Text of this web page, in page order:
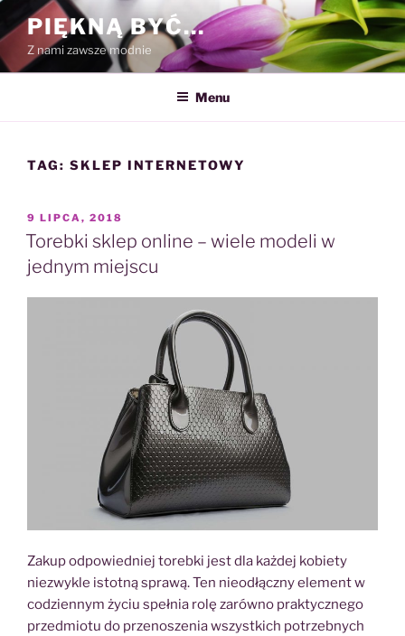
Przejdź
do
treści
PIĘKNĄ BYĆ…
Z nami zawsze modnie
Menu
TAG: SKLEP INTERNETOWY
OPUBLIKOWANE
W
9 LIPCA, 2018
Torebki sklep online – wiele modeli w
jednym miejscu
Zakup odpowiedniej torebki jest dla każdej kobiety
niezwykle istotną sprawą. Ten nieodłączny element w
codziennym życiu spełnia rolę zarówno praktycznego
przedmiotu do przenoszenia wszystkich potrzebnych